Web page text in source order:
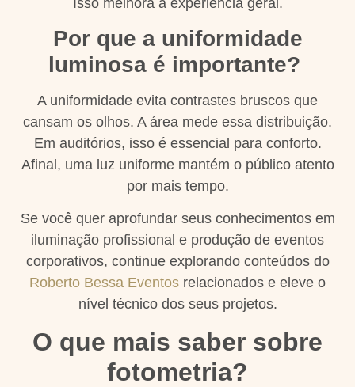
Por que a uniformidade
luminosa é importante?
A uniformidade evita contrastes bruscos que
cansam os olhos. A área mede essa distribuição.
Em auditórios, isso é essencial para conforto.
Afinal, uma luz uniforme mantém o público atento
por mais tempo.
Se você quer aprofundar seus conhecimentos em
iluminação profissional e produção de eventos
corporativos, continue explorando conteúdos do
Roberto Bessa Eventos relacionados e eleve o
nível técnico dos seus projetos.
O que mais saber sobre
fotometria?